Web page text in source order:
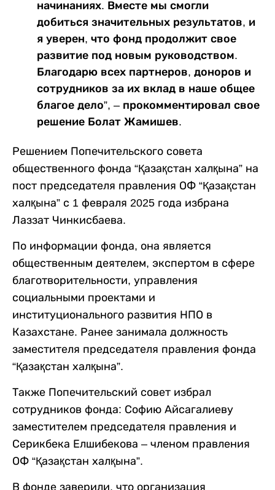
начинаниях. Вместе мы смогли
добиться значительных результатов, и
я уверен, что фонд продолжит свое
развитие под новым руководством.
Благодарю всех партнеров, доноров и
сотрудников за их вклад в наше общее
благое дело”, – прокомментировал свое
решение Болат Жамишев.
Решением Попечительского совета
общественного фонда “Қазақстан халқына” на
пост председателя правления ОФ “Қазақстан
халқына” с 1 февраля 2025 года избрана
Лаззат Чинкисбаева.
По информации фонда, она является
общественным деятелем, экспертом в сфере
благотворительности, управления
социальными проектами и
институционального развития НПО в
Казахстане. Ранее занимала должность
заместителя председателя правления фонда
“Қазақстан халқына”.
Также Попечительский совет избрал
сотрудников фонда: Софию Айсагалиеву
заместителем председателя правления и
Серикбека Елшибекова – членом правления
ОФ “Қазақстан халқына”.
В фонде заверили, что организация